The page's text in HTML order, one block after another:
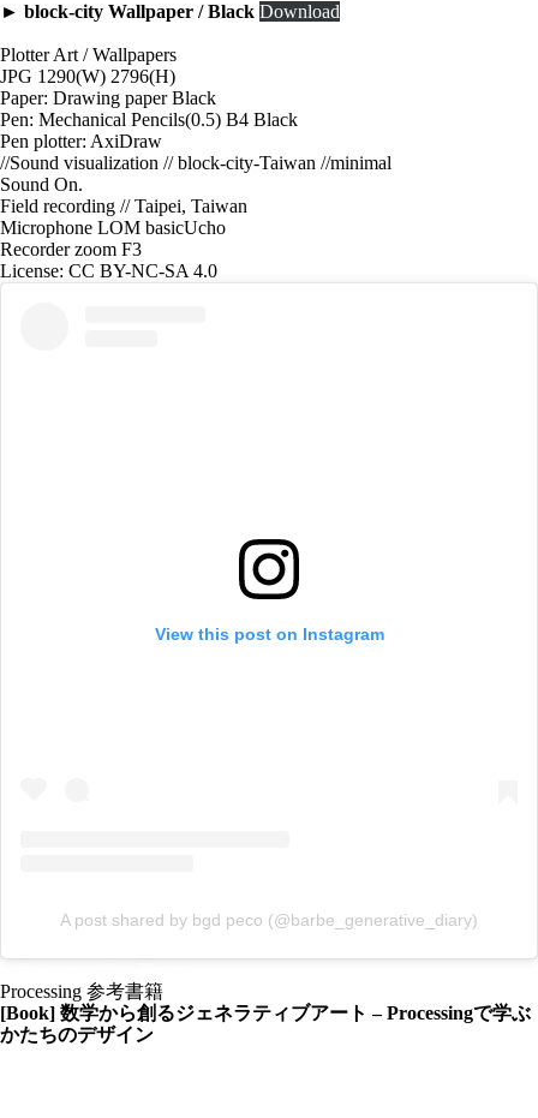
► block-city Wallpaper / Black Download
Plotter Art / Wallpapers
JPG 1290(W) 2796(H)
Paper: Drawing paper Black
Pen: Mechanical Pencils(0.5) B4 Black
Pen plotter: AxiDraw
//Sound visualization // block-city-Taiwan //minimal
Sound On.
Field recording // Taipei, Taiwan
Microphone LOM basicUcho
Recorder zoom F3
License: CC BY-NC-SA 4.0
View this post on Instagram
A post shared by bgd peco (@barbe_generative_diary)
Processing 参考書籍
[Book] 数学から創るジェネラティブアート – Processingで学ぶ
かたちのデザイン